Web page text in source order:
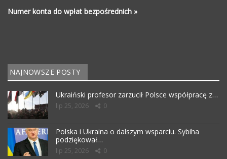
Numer konta do wpłat bezpośrednich »
NAJNOWSZE POSTY
Ukraiński profesor zarzucił Polsce współpracę z…
lip 25, 2026 0
Polska i Ukraina o dalszym wsparciu. Sybiha
podziękował…
lip 25, 2026 0